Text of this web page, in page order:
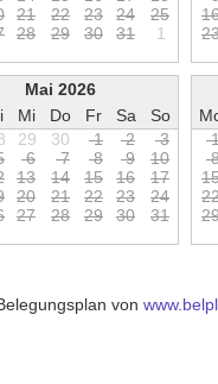
21 22 23 24 25
28 29 30 31 1
1
2
Mai 2026
Mi Do Fr Sa
So
29 30 1 2
3
6 7 8 9 10
13 14 15 16 17
20 21 22 23 24
27 28 29 30 31
1
2
2
von